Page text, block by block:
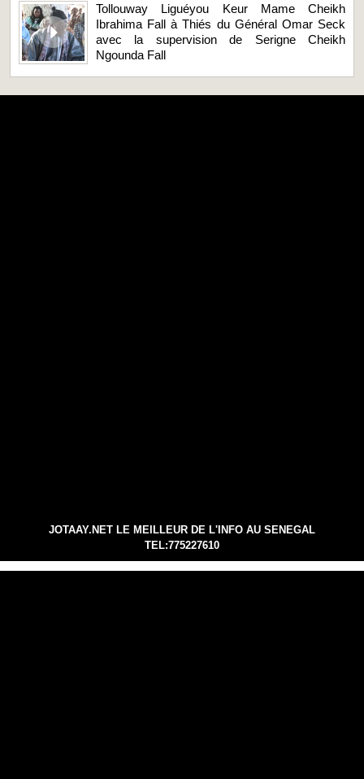
Tollouway Liguéyou Keur Mame Cheikh
Ibrahima Fall à Thiés du Général Omar Seck
avec la supervision de Serigne Cheikh
Ngounda Fall
JOTAAY.NET LE MEILLEUR DE L'INFO AU SENEGAL
TEL:775227610